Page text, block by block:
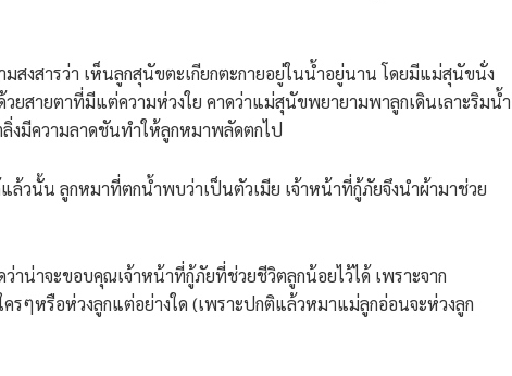
มสงสารว่า เห็นลูกสุนัขตะเกียกตะกายอยู่ในน้ำอยู่นาน โดยมีแม่สุนัขนั่ง
วยสายตาที่มีแต่ความห่วงใย คาดว่าแม่สุนัขพยายามพาลูกเดินเลาะริมน้ำ
ลิ่งมีความลาดชันทำให้ลูกหมาพลัดตกไป
ล้วนั้น ลูกหมาที่ตกน้ำพบว่าเป็นตัวเมีย เจ้าหน้าที่กู้ภัยจึงนำผ้ามาช่วย
าน่าจะขอบคุณเจ้าหน้าที่กู้ภัยที่ช่วยชีวิตลูกน้อยไว้ได้ เพราะจาก
ๆหรือห่วงลูกแต่อย่างใด (เพราะปกติแล้วหมาแม่ลูกอ่อนจะห่วงลูก